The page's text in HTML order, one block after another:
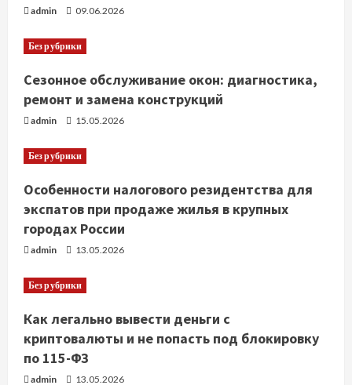
admin 09.06.2026
Без рубрики
Сезонное обслуживание окон: диагностика,
ремонт и замена конструкций
admin 15.05.2026
Без рубрики
Особенности налогового резидентства для
экспатов при продаже жилья в крупных
городах России
admin 13.05.2026
Без рубрики
Как легально вывести деньги с
криптовалюты и не попасть под блокировку
по 115-ФЗ
admin 13.05.2026